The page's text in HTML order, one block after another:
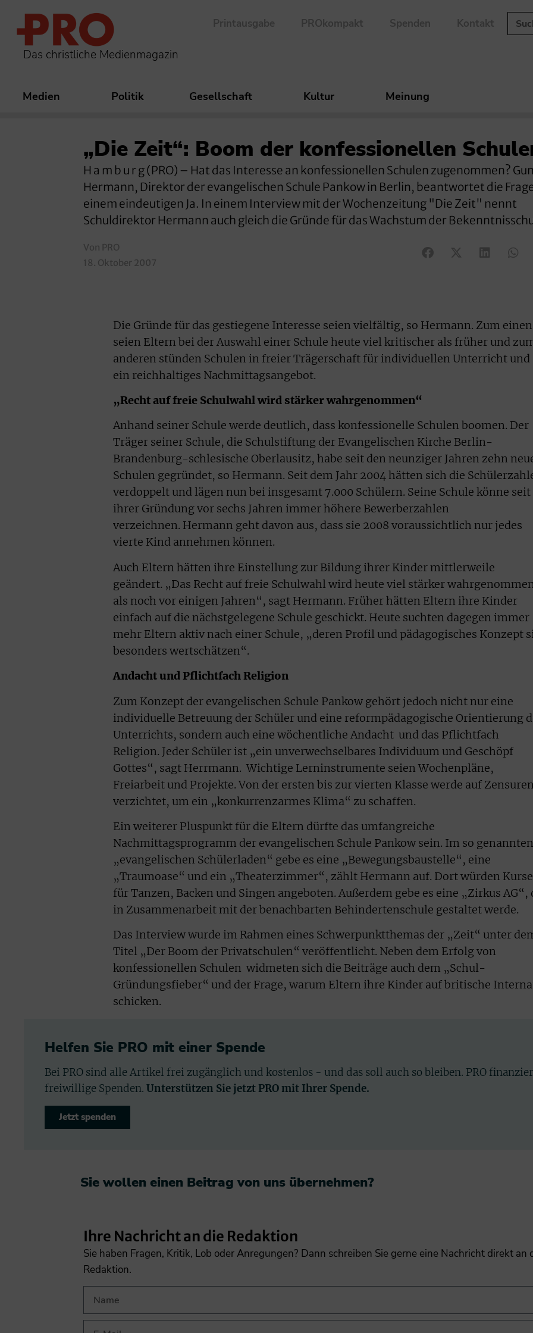
Das christliche Medienmagazin
Printausgabe PROkompakt Spenden Kontakt
Medien Politik Gesellschaft Kultur Meinung
„Die Zeit“: Boom der konfessionellen
H a m b u r g (PRO) – Hat das Interesse an konfessionellen Schulen zugenommen?
Hermann, Direktor der evangelischen Schule Pankow in Berlin, beantwortet die
einem eindeutigen Ja. In einem Interview mit der Wochenzeitung "Die Zeit" nennt
Schuldirektor Hermann auch gleich die Gründe für das Wachstum der
Von PRO
18. Oktober 2007
Die Gründe für das gestiegene Interesse seien vielfältig, so Hermann. Zum einen
seien Eltern bei der Auswahl einer Schule heute viel kritischer als früher und
anderen stünden Schulen in freier Trägerschaft für individuellen Unterricht und
ein reichhaltiges Nachmittagsangebot.
„Recht auf freie Schulwahl wird stärker wahrgenommen“
Anhand seiner Schule werde deutlich, dass konfessionelle Schulen boomen. Der
Träger seiner Schule, die Schulstiftung der Evangelischen Kirche Berlin-
Brandenburg-schlesische Oberlausitz, habe seit den neunziger Jahren zehn
Schulen gegründet, so Hermann. Seit dem Jahr 2004 hätten sich die
verdoppelt und lägen nun bei insgesamt 7.000 Schülern. Seine Schule könne seit
ihrer Gründung vor sechs Jahren immer höhere Bewerberzahlen
verzeichnen. Hermann geht davon aus, dass sie 2008 voraussichtlich nur jedes
vierte Kind annehmen können.
Auch Eltern hätten ihre Einstellung zur Bildung ihrer Kinder mittlerweile
geändert. „Das Recht auf freie Schulwahl wird heute viel stärker
als noch vor einigen Jahren“, sagt Hermann. Früher hätten Eltern ihre Kinder
einfach auf die nächstgelegene Schule geschickt. Heute suchten dagegen immer
mehr Eltern aktiv nach einer Schule, „deren Profil und pädagogisches Konzept
besonders wertschätzen“.
Andacht und Pflichtfach Religion
Zum Konzept der evangelischen Schule Pankow gehört jedoch nicht nur eine
individuelle Betreuung der Schüler und eine reformpädagogische Orientierung
Unterrichts, sondern auch eine wöchentliche Andacht und das Pflichtfach
Religion. Jeder Schüler ist „ein unverwechselbares Individuum und Geschöpf
Gottes“, sagt Herrmann. Wichtige Lerninstrumente seien Wochenpläne,
Freiarbeit und Projekte. Von der ersten bis zur vierten Klasse werde auf Zensuren
verzichtet, um ein „konkurrenzarmes Klima“ zu schaffen.
Ein weiterer Pluspunkt für die Eltern dürfte das umfangreiche
Nachmittagsprogramm der evangelischen Schule Pankow sein. Im so genannten
„evangelischen Schülerladen“ gebe es eine „Bewegungsbaustelle“, eine
„Traumoase“ und ein „Theaterzimmer“, zählt Hermann auf. Dort würden Kurse
für Tanzen, Backen und Singen angeboten. Außerdem gebe es eine „Zirkus AG“,
in Zusammenarbeit mit der benachbarten Behindertenschule gestaltet werde.
Das Interview wurde im Rahmen eines Schwerpunktthemas der „Zeit“ unter
Titel „Der Boom der Privatschulen“ veröffentlicht. Neben dem Erfolg von
konfessionellen Schulen widmeten sich die Beiträge auch dem „Schul-
Gründungsfieber“ und der Frage, warum Eltern ihre Kinder auf britische
schicken.
Helfen Sie PRO mit einer Spende
Bei PRO sind alle Artikel frei zugänglich und kostenlos - und das soll auch so bleiben. PRO
freiwillige Spenden. Unterstützen Sie jetzt PRO mit Ihrer Spende.
Jetzt spenden
Sie wollen einen Beitrag von uns übernehmen?​
Ihre Nachricht an die Redaktion
Sie haben Fragen, Kritik, Lob oder Anregungen? Dann schreiben Sie gerne eine Nachricht direkt an
Redaktion.